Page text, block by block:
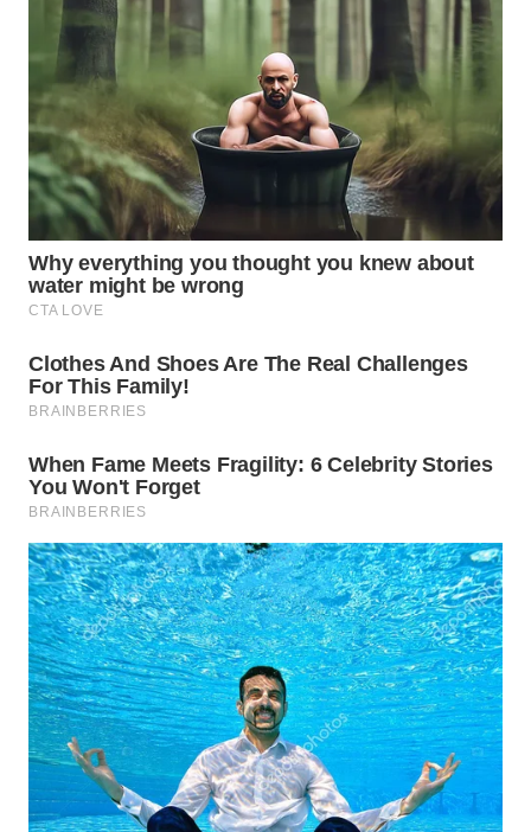
TAPANULI
UTARA
WN
SAMOSIR
WN
PADANG
LAWAS
WN
WN
CIANJUR
WN
KEPULAUAN
WN
TANGERANG
WN
BINJAI
WN
CIREBON